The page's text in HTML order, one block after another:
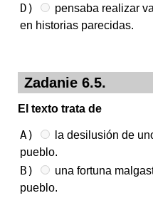
D)
pensaba realizar
en historias parecidas.
Zadanie 6.5.
El texto trata de
A)
la desilusión de
pueblo.
B)
una fortuna
pueblo.